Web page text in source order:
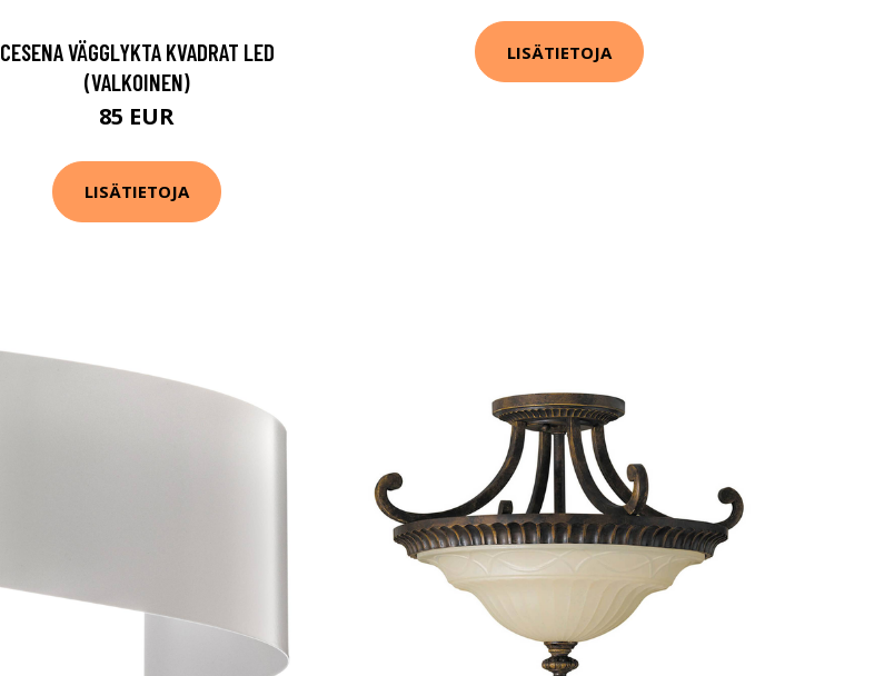
CESENA VÄGGLYKTA KVADRAT LED
(VALKOINEN)
85 EUR
LISÄTIETOJA
LISÄTIETOJA